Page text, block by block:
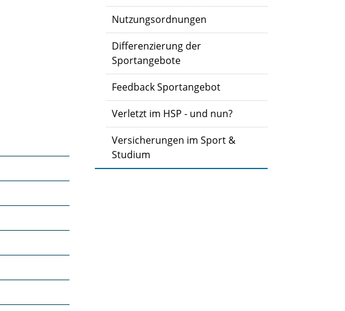
Nutzungsordnungen
Differenzierung der
Sportangebote
Feedback Sportangebot
Verletzt im HSP - und nun?
Versicherungen im Sport &
Studium